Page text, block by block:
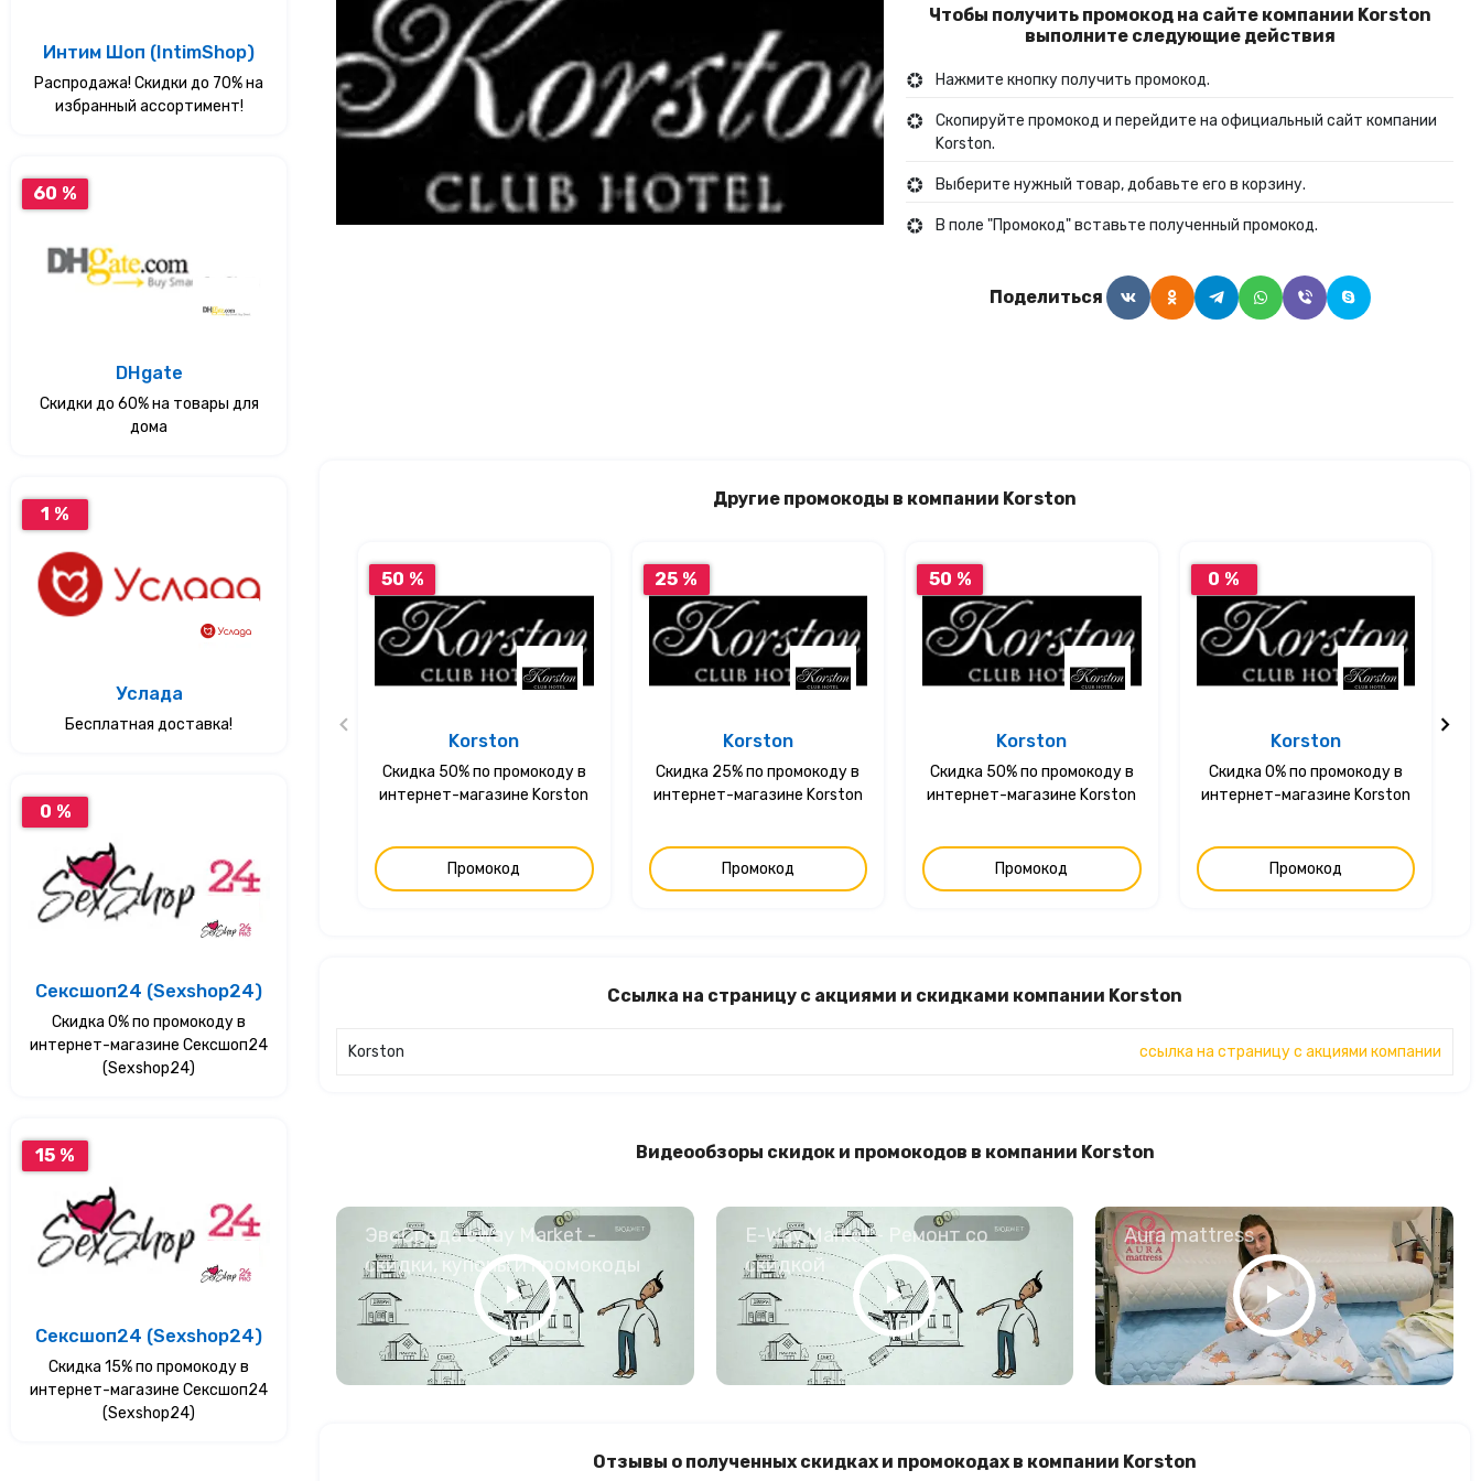
Туры и путешествия Алкогольные напитки
Кино
Чтобы получить промокод на сайте компании Korston
выполните следующие действия
Нажмите кнопку получить промокод.
Скопируйте промокод и перейдите на официальный сайт компании
Korston.
Выберите нужный товар, добавьте его в корзину.
В поле "Промокод" вставьте полученный промокод.
Поделиться
Другие промокоды в компании Korston
50 %
Korston
Скидка 50% по промокоду в
интернет-магазине Korston
Промокод
25 %
Korston
Скидка 25% по промокоду в
интернет-магазине Korston
Промокод
50 %
Korston
Скидка 50% по промокоду в
интернет-магазине Korston
Промокод
0 %
Korston
Скидка 0% по промокоду в
интернет-магазине Korston
Промокод
Ссылка на страницу с акциями и скидками компании Korston
Korston ссылка на страницу с акциями компании
Видеообзоры скидок и промокодов в компании Korston
ЭвоСреда eWay Market -
скидки, купоны и промокоды
E-Way.Market - Ремонт со
скидкой
Aura mattress
Отзывы о полученных скидках и промокодах в компании Korston
Интим Шоп (IntimShop)
Распродажа! Скидки до 70% на
избранный ассортимент!
60 %
DHgate
Скидки до 60% на товары для
дома
1 %
Услада
Бесплатная доставка!
0 %
Сексшоп24 (Sexshop24)
Скидка 0% по промокоду в
интернет-магазине Сексшоп24
(Sexshop24)
15 %
Сексшоп24 (Sexshop24)
Скидка 15% по промокоду в
интернет-магазине Сексшоп24
(Sexshop24)